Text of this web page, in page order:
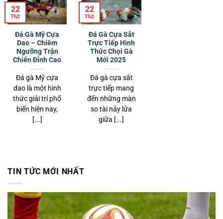
Đá Gà Mỹ Cựa
Dao – Chiêm
Ngưỡng Trận
Chiến Đỉnh Cao
Đá gà Mỹ cựa
dao là một hình
thức giải trí phổ
biến hiện nay,
[...]
22
Th2
Đá Gà Cựa Sắt
Trực Tiếp Hình
Thức Chọi Gà
Mới 2025
Đá gà cựa sắt
trực tiếp mang
đến những màn
so tài nảy lửa
giữa [...]
22
Th2
TIN TỨC MỚI NHẤT
Kèo Chấp 1 Là Gì? Cách Bắt Kèo Đơn Giản Hiệu Quả
Tháng 2 23, 2025